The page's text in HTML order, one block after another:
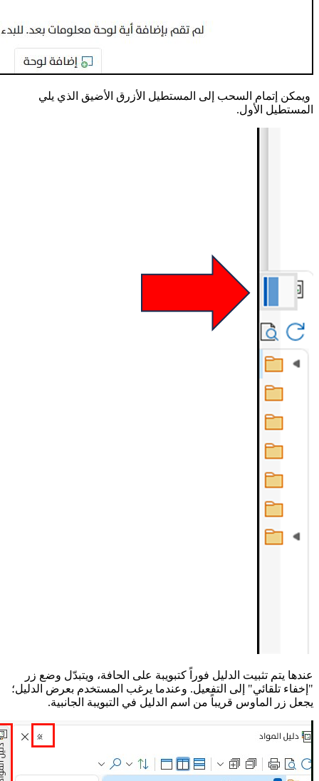
ويمكن إتمام السحب إلى المستطيل الأزرق الأضيق الذي يلي
المستطيل الأول.
عندها يتم تثبيت الدليل فوراً كتبويبة على الحافة، ويتبدّل وضع زر
"إخفاء تلقائي" إلى التفعيل. وعندما يرغب المستخدم بعرض الدليل؛
يجعل زر الماوس قريباً من اسم الدليل في التبويبة الجانبية.